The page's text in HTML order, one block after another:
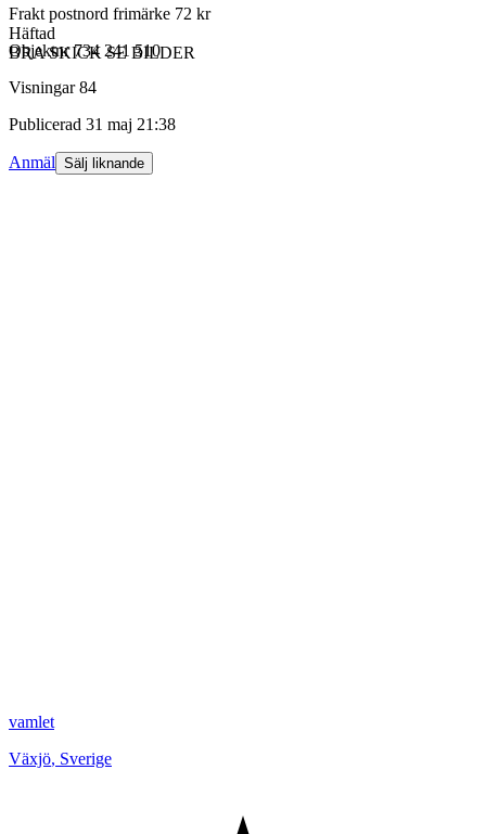
Frakt postnord frimärke 72 kr
Häftad
BRA SKICK SE BILDER
Objektnr 734 241 510
Visningar 84
Publicerad 31 maj 21:38
Anmäl Sälj liknande
vamlet
Växjö, Sverige